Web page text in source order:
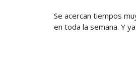
Se acercan tiempos
en toda la semana. Y